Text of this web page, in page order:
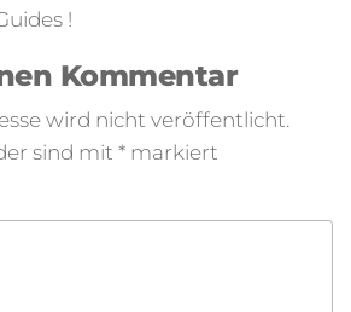
!
Kommentar
wird nicht veröffentlicht.
sind mit * markiert